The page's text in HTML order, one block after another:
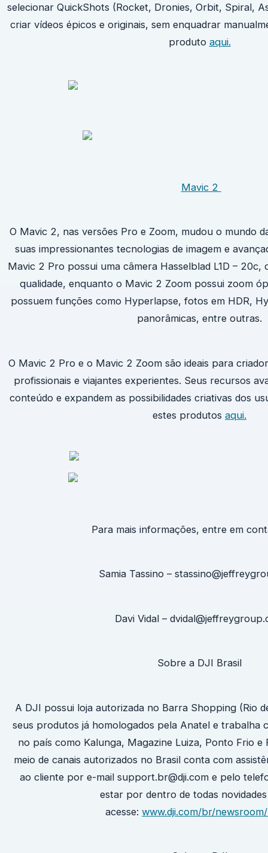
selecionar QuickShots (Rocket, Dronies, Orbit, Spiral,
criar vídeos épicos e originais, sem enquadrar
produto aqui.
Mavic 2
O Mavic 2, nas versões Pro e Zoom, mudou o mundo
suas impressionantes tecnologias de imagem e
Mavic 2 Pro possui uma câmera Hasselblad L1D – 20c,
qualidade, enquanto o Mavic 2 Zoom possui zoom
possuem funções como Hyperlapse, fotos em HDR,
panorâmicas, entre outras.
O Mavic 2 Pro e o Mavic 2 Zoom são ideais para
profissionais e viajantes experientes. Seus recursos
conteúdo e expandem as possibilidades criativas dos
estes produtos aqui.
Para mais informações, entre em
Samia Tassino –
Davi Vidal –
Sobre a DJI Brasil
A DJI possui loja autorizada no Barra Shopping (Rio
seus produtos já homologados pela Anatel e trabalha
no país como Kalunga, Magazine Luiza, Ponto Frio
meio de canais autorizados no Brasil conta com
ao cliente por e-mail support.br@dji.com e pelo
estar por dentro de todas
acesse: www.dji.com/br/